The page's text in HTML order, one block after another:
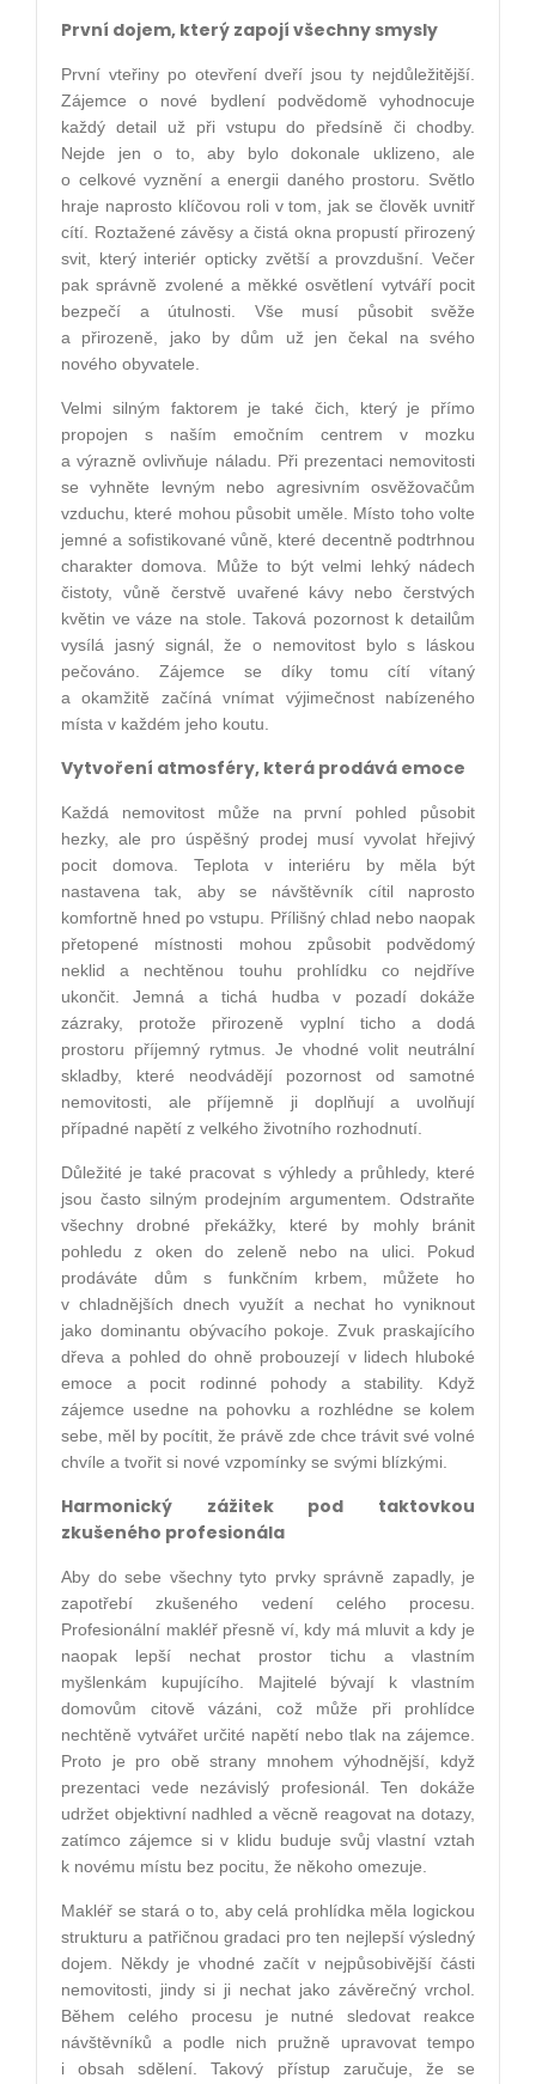
První dojem, který zapojí všechny smysly
První vteřiny po otevření dveří jsou ty nejdůležitější.
Zájemce o nové bydlení podvědomě vyhodnocuje
každý detail už při vstupu do předsíně či chodby.
Nejde jen o to, aby bylo dokonale uklizeno, ale
o celkové vyznění a energii daného prostoru. Světlo
hraje naprosto klíčovou roli v tom, jak se člověk uvnitř
cítí. Roztažené závěsy a čistá okna propustí přirozený
svit, který interiér opticky zvětší a provzdušní. Večer
pak správně zvolené a měkké osvětlení vytváří pocit
bezpečí a útulnosti. Vše musí působit svěže
a přirozeně, jako by dům už jen čekal na svého
nového obyvatele.
Velmi silným faktorem je také čich, který je přímo
propojen s naším emočním centrem v mozku
a výrazně ovlivňuje náladu. Při prezentaci nemovitosti
se vyhněte levným nebo agresivním osvěžovačům
vzduchu, které mohou působit uměle. Místo toho volte
jemné a sofistikované vůně, které decentně podtrhnou
charakter domova. Může to být velmi lehký nádech
čistoty, vůně čerstvě uvařené kávy nebo čerstvých
květin ve váze na stole. Taková pozornost k detailům
vysílá jasný signál, že o nemovitost bylo s láskou
pečováno. Zájemce se díky tomu cítí vítaný
a okamžitě začíná vnímat výjimečnost nabízeného
místa v každém jeho koutu.
Vytvoření atmosféry, která prodává emoce
Každá nemovitost může na první pohled působit
hezky, ale pro úspěšný prodej musí vyvolat hřejivý
pocit domova. Teplota v interiéru by měla být
nastavena tak, aby se návštěvník cítil naprosto
komfortně hned po vstupu. Přílišný chlad nebo naopak
přetopené místnosti mohou způsobit podvědomý
neklid a nechtěnou touhu prohlídku co nejdříve
ukončit. Jemná a tichá hudba v pozadí dokáže
zázraky, protože přirozeně vyplní ticho a dodá
prostoru příjemný rytmus. Je vhodné volit neutrální
skladby, které neodvádějí pozornost od samotné
nemovitosti, ale příjemně ji doplňují a uvolňují
případné napětí z velkého životního rozhodnutí.
Důležité je také pracovat s výhledy a průhledy, které
jsou často silným prodejním argumentem. Odstraňte
všechny drobné překážky, které by mohly bránit
pohledu z oken do zeleně nebo na ulici. Pokud
prodáváte dům s funkčním krbem, můžete ho
v chladnějších dnech využít a nechat ho vyniknout
jako dominantu obývacího pokoje. Zvuk praskajícího
dřeva a pohled do ohně probouzejí v lidech hluboké
emoce a pocit rodinné pohody a stability. Když
zájemce usedne na pohovku a rozhlédne se kolem
sebe, měl by pocítit, že právě zde chce trávit své volné
chvíle a tvořit si nové vzpomínky se svými blízkými.
Harmonický zážitek pod taktovkou
zkušeného profesionála
Aby do sebe všechny tyto prvky správně zapadly, je
zapotřebí zkušeného vedení celého procesu.
Profesionální makléř přesně ví, kdy má mluvit a kdy je
naopak lepší nechat prostor tichu a vlastním
myšlenkám kupujícího. Majitelé bývají k vlastním
domovům citově vázáni, což může při prohlídce
nechtěně vytvářet určité napětí nebo tlak na zájemce.
Proto je pro obě strany mnohem výhodnější, když
prezentaci vede nezávislý profesionál. Ten dokáže
udržet objektivní nadhled a věcně reagovat na dotazy,
zatímco zájemce si v klidu buduje svůj vlastní vztah
k novému místu bez pocitu, že někoho omezuje.
Makléř se stará o to, aby celá prohlídka měla logickou
strukturu a patřičnou gradaci pro ten nejlepší výsledný
dojem. Někdy je vhodné začít v nejpůsobivější části
nemovitosti, jindy si ji nechat jako závěrečný vrchol.
Během celého procesu je nutné sledovat reakce
návštěvníků a podle nich pružně upravovat tempo
i obsah sdělení. Takový přístup zaručuje, že se